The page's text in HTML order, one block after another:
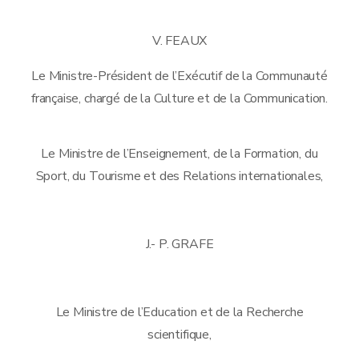
V. FEAUX
Le Ministre-Président de l’Exécutif de la Communauté
française, chargé de la Culture et de la Communication.
Le Ministre de l’Enseignement, de la Formation, du
Sport, du Tourisme et des Relations internationales,
J.- P. GRAFE
Le Ministre de l’Education et de la Recherche
scientifique,